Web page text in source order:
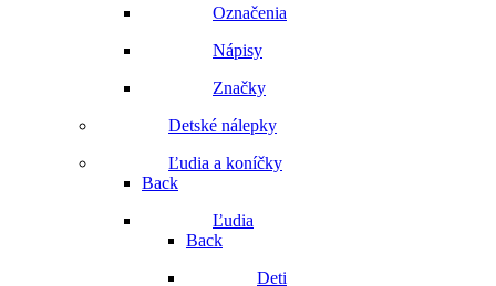
Označenia
Nápisy
Značky
Detské nálepky
Ľudia a koníčky
Back
Ľudia
Back
Deti